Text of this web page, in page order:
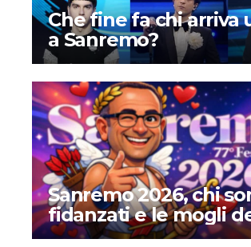
Che fine fa chi arriva
a Sanremo?
Sanremo 2026, chi
fidanzati e le mogli
cantanti in gara: